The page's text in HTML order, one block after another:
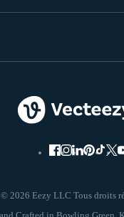
© 2026 Eezy LLC Tous droits